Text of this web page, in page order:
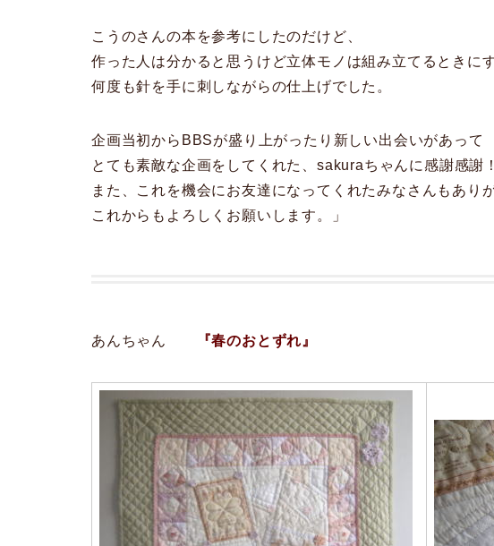
こうのさんの本を参考にしたのだけど、
作った人は分かると思うけど立体モノは組み立てるときに
何度も針を手に刺しながらの仕上げでした。
企画当初からBBSが盛り上がったり新しい出会いがあって
とても素敵な企画をしてくれた、sakuraちゃんに感謝感謝
また、これを機会にお友達になってくれたみなさんもありが
これからもよろしくお願いします。」
あんちゃん 『春のおとずれ』